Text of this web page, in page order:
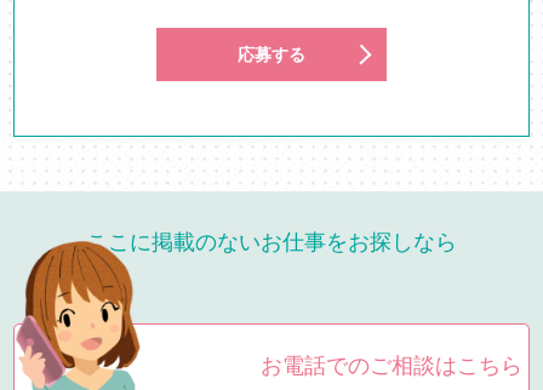
応募する
ここに掲載のないお仕事をお探しなら
お電話でのご相談はこちら